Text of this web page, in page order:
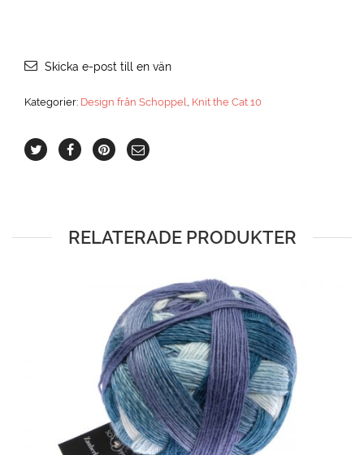
Skicka e-post till en vän
Kategorier: Design från Schoppel, Knit the Cat 10
RELATERADE PRODUKTER